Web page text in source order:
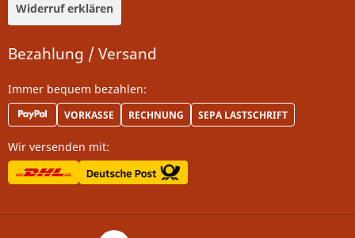
Widerruf erklären
Bezahlung / Versand
Immer bequem bezahlen:
VORKASSE RECHNUNG SEPA LASTSCHRIFT
Wir versenden mit: